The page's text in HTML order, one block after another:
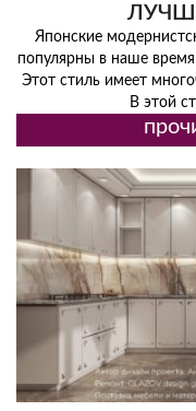
Японские
популярны в наше
Этот стиль имеет
В этой